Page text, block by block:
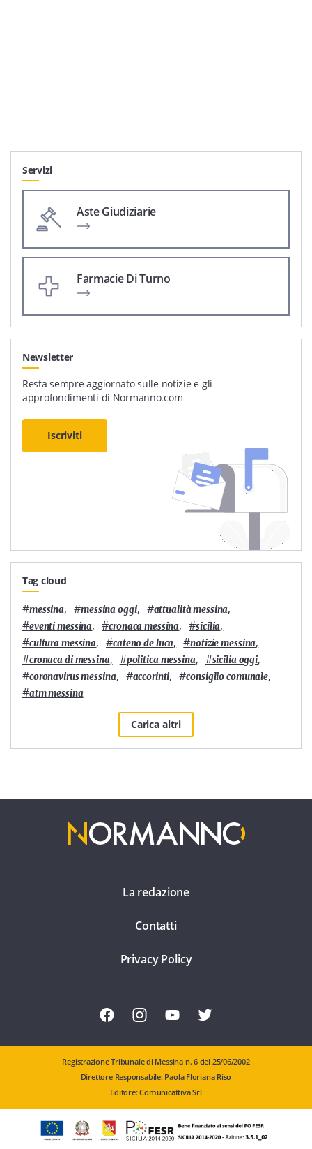
Servizi
Aste Giudiziarie
Farmacie Di Turno
Newsletter
Resta sempre aggiornato sulle notizie e gli
approfondimenti di Normanno.com
Iscriviti
Tag cloud
#messina, #messina oggi, #attualità messina,
#eventi messina, #cronaca messina, #sicilia,
#cultura messina, #cateno de luca, #notizie messina,
#cronaca di messina, #politica messina, #sicilia oggi,
#coronavirus messina, #accorinti, #consiglio comunale,
#atm messina
Carica altri
La redazione
Contatti
Privacy Policy
Registrazione Tribunale di Messina n. 6 del 25/06/2002
Direttore Responsabile: Paola Floriana Riso
Editore: Comunicattiva Srl